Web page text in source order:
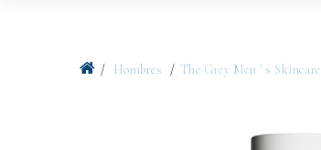
Hombres The Grey Men ' s Skincare